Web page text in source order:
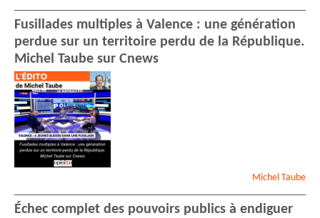
Fusillades multiples à Valence : une génération
perdue sur un territoire perdu de la République.
Michel Taube sur Cnews
Michel Taube
Échec complet des pouvoirs publics à endiguer